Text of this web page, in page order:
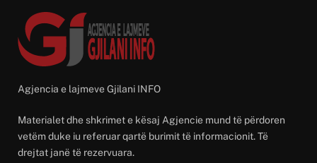
Agjencia e lajmeve Gjilani INFO
Materialet dhe shkrimet e kësaj Agjencie mund të përdoren
vetëm duke iu referuar qartë burimit të informacionit. Të
drejtat janë të rezervuara.